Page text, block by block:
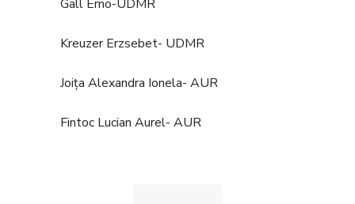
Gall Erno-UDMR
Kreuzer Erzsebet- UDMR
Joița Alexandra Ionela- AUR
Fintoc Lucian Aurel- AUR